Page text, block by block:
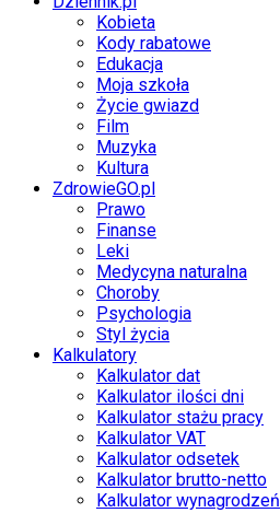
Kobieta
Kody rabatowe
Edukacja
Moja szkoła
Życie gwiazd
Film
Muzyka
Kultura
ZdrowieGO.pl
Prawo
Finanse
Leki
Medycyna naturalna
Choroby
Psychologia
Styl życia
Kalkulatory
Kalkulator dat
Kalkulator ilości dni
Kalkulator stażu pracy
Kalkulator VAT
Kalkulator odsetek
Kalkulator brutto-netto
Kalkulator wynagrodzeń